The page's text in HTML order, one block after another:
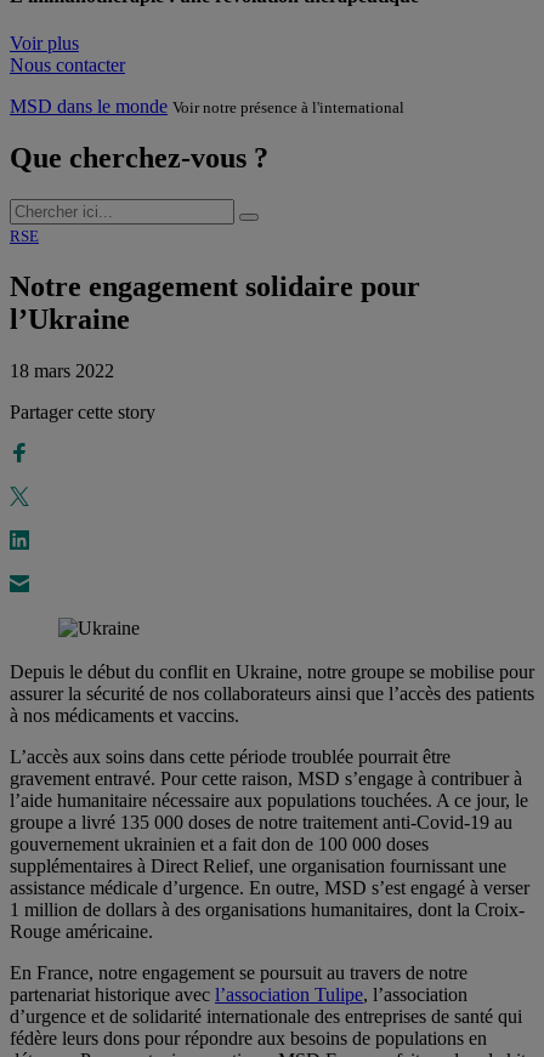
Voir plus
Nous contacter
MSD dans le monde Voir notre présence à l'international
Que cherchez-vous ?
Rechercher
:RSE
Notre engagement solidaire pour
l’Ukraine
18 mars 2022
Partager cette story
Depuis le début du conflit en Ukraine, notre groupe se mobilise pour
assurer la sécurité de nos collaborateurs ainsi que l’accès des patients
à nos médicaments et vaccins.
L’accès aux soins dans cette période troublée pourrait être
gravement entravé. Pour cette raison, MSD s’engage à contribuer à
l’aide humanitaire nécessaire aux populations touchées. A ce jour, le
groupe a livré 135 000 doses de notre traitement anti-Covid-19 au
gouvernement ukrainien et a fait don de 100 000 doses
supplémentaires à Direct Relief, une organisation fournissant une
assistance médicale d’urgence. En outre, MSD s’est engagé à verser
1 million de dollars à des organisations humanitaires, dont la Croix-
Rouge américaine.
En France, notre engagement se poursuit au travers de notre
partenariat historique avec l’association Tulipe, l’association
d’urgence et de solidarité internationale des entreprises de santé qui
fédère leurs dons pour répondre aux besoins de populations en